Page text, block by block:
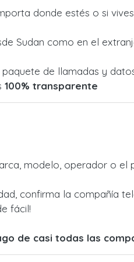
donde estés o si
Sudan como en el
de llamadas y
100% transparente
modelo, operador o el
confirma la compañía
fácil!
de casi todas las